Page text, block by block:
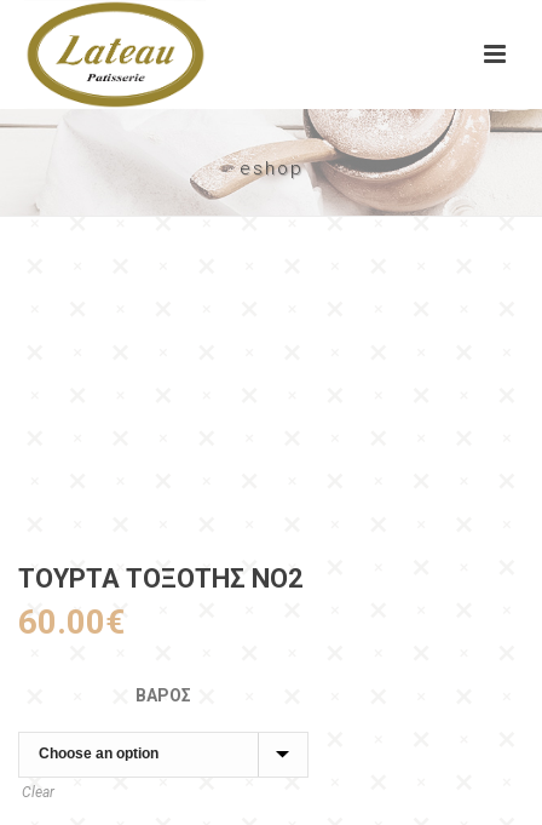
eshop
ΤΟΥΡΤΑ ΤΟΞΌΤΗΣ ΝΟ2
60.00€
ΒΆΡΟΣ
Clear